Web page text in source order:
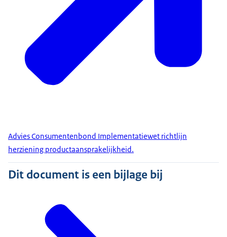
Advies Consumentenbond Implementatiewet richtlijn
herziening productaansprakelijkheid.
Dit document is een bijlage bij